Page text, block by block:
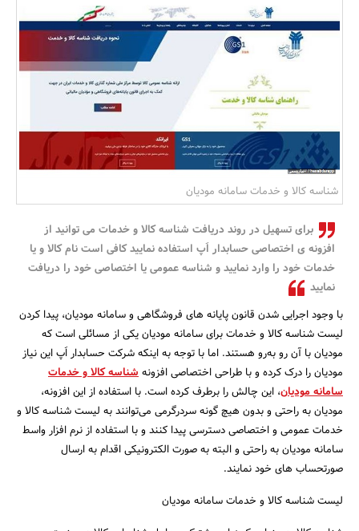
بانک، بیمه و سرمایه
مسکن و ساختمان
شناسه کالا و خدمات سامانه مودیان
برای تسهیل در روند دریافت شناسه کالا و خدمات می توانید از
افزونه ی اختصاصی حسابدار اَپ استفاده نمایید کافی است نام کالا و یا
خدمات خود را وارد نمایید و شناسه عمومی یا اختصاصی خود را دریافت
نمایید
با وجود اجرایی شدن قانون پایانه های فروشگاهی و سامانه مودیان، پیدا کردن
لیست شناسه کالا و خدمات برای سامانه مودیان یکی از مسائلی است که
مودیان با آن رو به‌رو هستند. اما با توجه به اینکه شرکت حسابدار اَپ این نیاز
مودیان را درک کرده و با طراحی اختصاصی افزونهشناسه کالا و خدمات
سامانه مودیان، این چالش را برطرف کرده است. با استفاده از این افزونه،
مودیان به راحتی و بدون هیچ گونه سردرگرمی می‌توانند به لیست شناسه کالا و
خدمات عمومی و اختصاصی دسترسی پیدا کنند و با استفاده از نرم افزار واسط
سامانه مودیان به راحتی و البته به صورت الکترونیکی اقدام به ارسال
صورتحساب های خود نمایند.
لیست شناسه کالا و خدمات سامانه مودیان